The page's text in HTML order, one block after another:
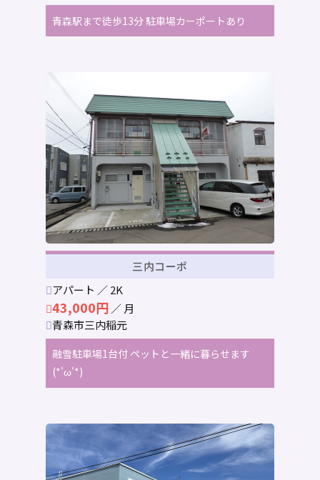
青森駅まで徒歩13分 駐車場カーポートあり
三内コーポ
アパート ／ 2K
43,000円 ／ 月
青森市三内稲元
融雪駐車場1台付 ペットと一緒に暮らせます
(*'ω'*)